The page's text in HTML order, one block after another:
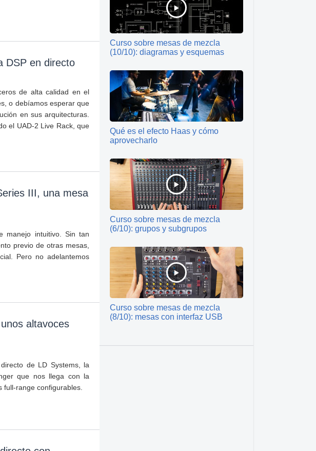
DSP en directo
de alta calidad en el
o debíamos esperar que
en sus arquitecturas.
el UAD-2 Live Rack, que
III, una mesa
manejo intuitivo. Sin tan
previo de otras mesas,
Pero no adelantemos
altavoces
de LD Systems, la
que nos llega con la
range configurables.
Curso sobre mesas de mezcla
(10/10): diagramas y esquemas
Qué es el efecto Haas y cómo
aprovecharlo
Curso sobre mesas de mezcla
(6/10): grupos y subgrupos
Curso sobre mesas de mezcla
(8/10): mesas con interfaz USB